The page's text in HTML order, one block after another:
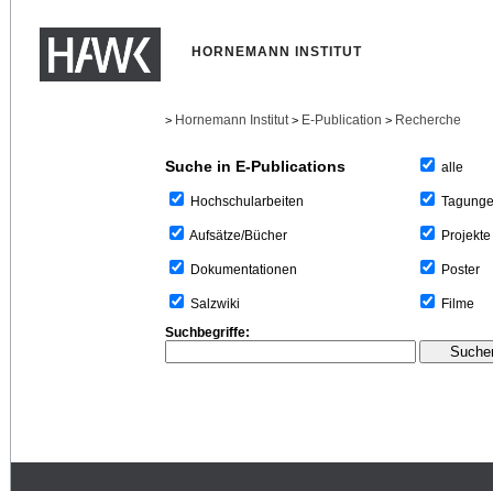
HORNEMANN INSTITUT
> Hornemann Institut > E-Publication > Recherche
Suche in E-Publications
Hochschularbeiten
Aufsätze/Bücher
Dokumentationen
Salzwiki
alle
Projekte
Poster
Filme
Suchbegriffe: